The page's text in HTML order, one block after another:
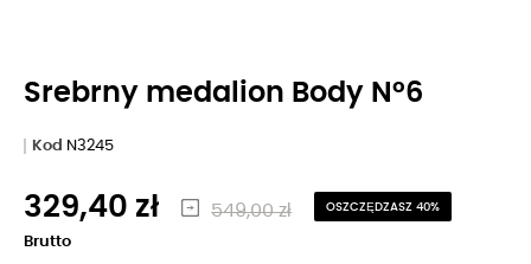
Srebrny medalion Body N°6
Kod N3245
329,40 zł 549,00 zł OSZCZĘDZASZ 40%
Brutto